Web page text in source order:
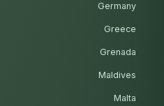
Germany
Greece
Grenada
Maldives
Malta